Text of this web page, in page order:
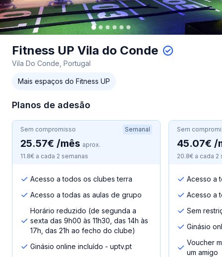
Fitness UP Vila do Conde
Vila Do Conde, Portugal
Mais espaços do Fitness UP
Planos de adesão
Sem compromisso Semanal
25.57€ /mês aprox.
11.8€ a cada 2 semanas
Acesso a todos os clubes terra
Acesso a todas as aulas de grupo
Horário reduzido (de segunda a
sexta das 9h00 às 11h30, das 14h às
17h, das 21h ao fecho do clube)
Ginásio online incluído - uptv.pt
Sem
45.07€ /
20.8€ a cada 2
Acesso a
Acesso a
Sem
Ginásio
Voucher
um amigo